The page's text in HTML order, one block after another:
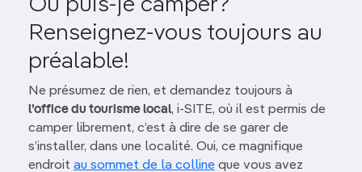
Où puis-je camper?
Renseignez-vous toujours au
préalable!
Ne présumez de rien, et demandez toujours à
l’office du tourisme local, i-SITE, où il est permis de
camper librement, c’est à dire de se garer de
s’installer, dans une localité. Oui, ce magnifique
endroit au sommet de la colline que vous avez